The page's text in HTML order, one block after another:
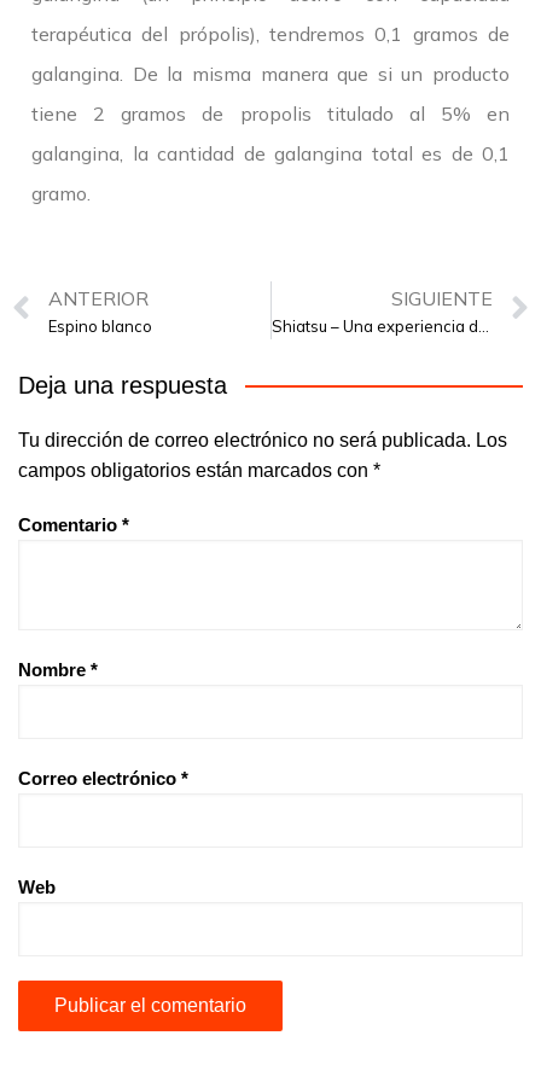
terapéutica del própolis), tendremos 0,1 gramos de
galangina. De la misma manera que si un producto
tiene 2 gramos de propolis titulado al 5% en
galangina, la cantidad de galangina total es de 0,1
gramo.
ANTERIOR
Espino blanco
SIGUIENTE
Deja una respuesta
Tu dirección de correo electrónico no será publicada. Los
campos obligatorios están marcados con *
Comentario *
Nombre *
Correo electrónico *
Web